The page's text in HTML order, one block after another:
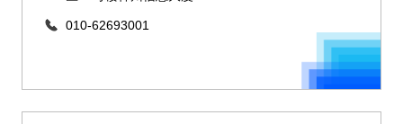
010-62693001